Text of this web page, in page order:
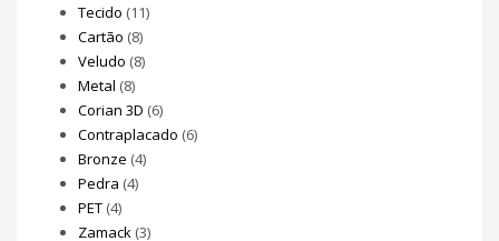
Tecido (11)
Cartão (8)
Veludo (8)
Metal (8)
Corian 3D (6)
Contraplacado (6)
Bronze (4)
Pedra (4)
PET (4)
Zamack (3)